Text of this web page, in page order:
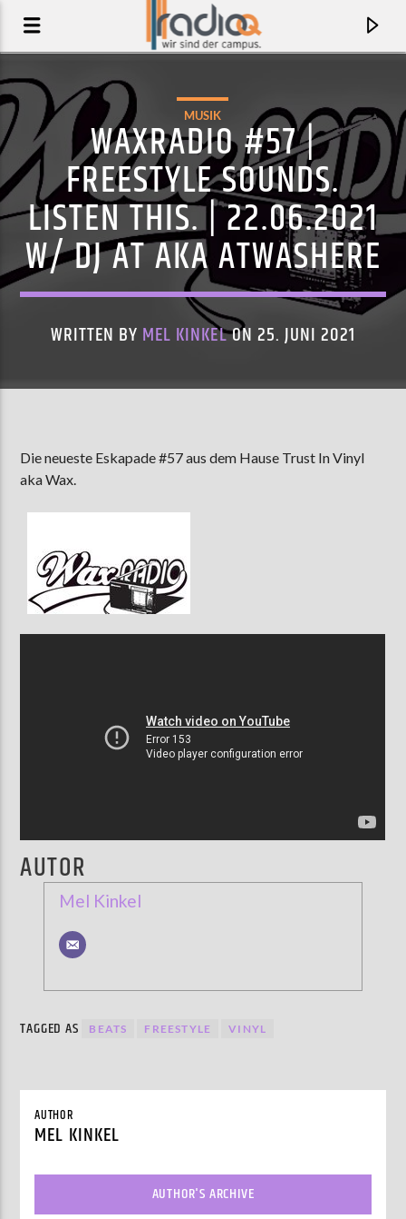
AKTUELLER TRACK
KISHI BASHI
AKTUELLE SENDUNG
MOEBIUS
ZU HÖREN INMünster 90,9 MHz
MUSIK
WAXRADIO #57 |
FREESTYLE SOUNDS.
LISTEN THIS. | 22.06.2021
W/ DJ AT AKA ATWASHERE
WRITTEN BY MEL KINKELON 25. JUNI 2021
Die neueste Eskapade #57 aus dem Hause Trust In Vinyl
aka Wax.
AUTOR
Mel Kinkel
TAGGED AS BEATS FREESTYLE VINYL
AUTHOR
MEL KINKEL
AUTHOR'S ARCHIVE